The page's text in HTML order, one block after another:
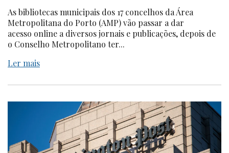
As bibliotecas municipais dos 17 concelhos da Área
Metropolitana do Porto (AMP) vão passar a dar
acesso online a diversos jornais e publicações, depois de
o Conselho Metropolitano ter...
Ler mais